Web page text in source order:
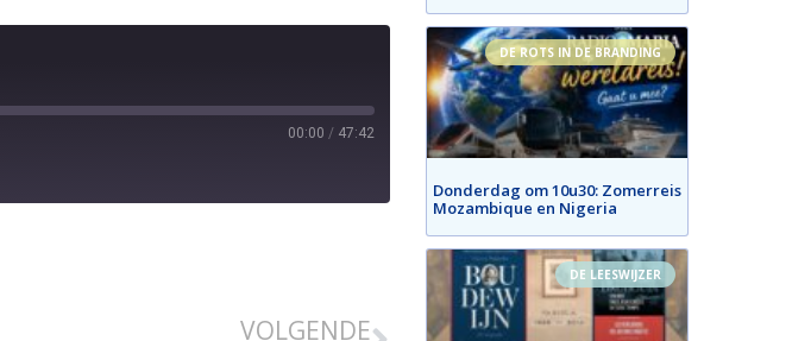
00:00 / 47:42
VOLGENDE
DE ROTS IN DE BRANDING
Donderdag om 10u30: Zomerreis
Mozambique en Nigeria
DE LEESWIJZER